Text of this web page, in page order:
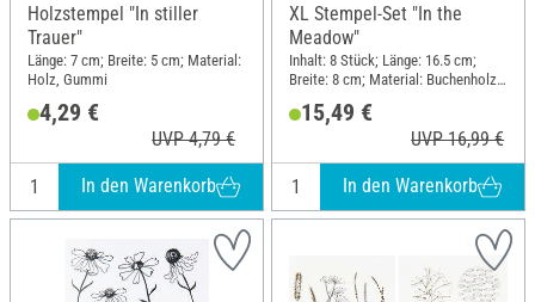
Holzstempel "In stiller
Trauer"
Länge: 7 cm; Breite: 5 cm; Material:
Holz, Gummi
4,29 €
UVP 4,79 €
In den Warenkorb
XL Stempel-Set "In the
Meadow"
Inhalt: 8 Stück; Länge: 16.5 cm;
Breite: 8 cm; Material: Buchenholz,
15,49 €
UVP 16,99 €
In den Warenkorb